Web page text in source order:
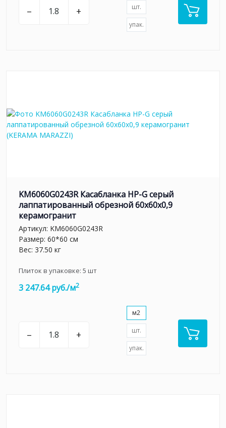
– + шт.
упак.
KM6060G0243R Касабланка HP-G серый
лаппатированный обрезной 60x60x0,9
керамогранит
Артикул: KM6060G0243R
Размер: 60*60 см
Вес: 37.50 кг
Плиток в упаковке: 5 шт
3 247.64 руб./м2
– +
м2
шт.
упак.